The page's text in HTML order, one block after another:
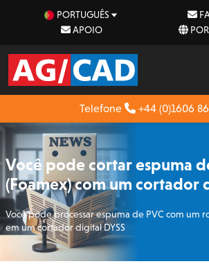
PORTUGUÊS
APOIO
Telefone +44 (0)1606
Você pode cortar espuma
(Foamex) com um cortador
Você pode processar espuma de PVC com um
em um cortador digital DYSS